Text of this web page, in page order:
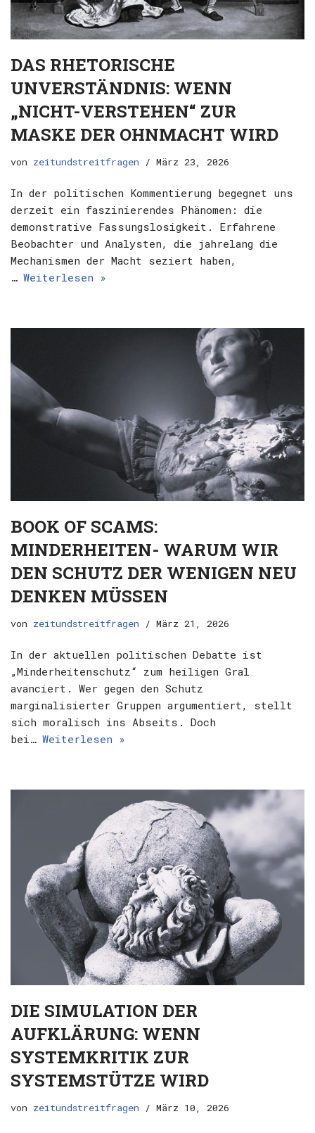
DAS RHETORISCHE
UNVERSTÄNDNIS: WENN
„NICHT-VERSTEHEN“ ZUR
MASKE DER OHNMACHT WIRD
von zeitundstreitfragen März 23, 2026
In der politischen Kommentierung begegnet uns
derzeit ein faszinierendes Phänomen: die
demonstrative Fassungslosigkeit. Erfahrene
Beobachter und Analysten, die jahrelang die
Mechanismen der Macht seziert haben,
… Weiterlesen »
BOOK OF SCAMS:
MINDERHEITEN- WARUM WIR
DEN SCHUTZ DER WENIGEN NEU
DENKEN MÜSSEN
von zeitundstreitfragen März 21, 2026
In der aktuellen politischen Debatte ist
„Minderheitenschutz“ zum heiligen Gral
avanciert. Wer gegen den Schutz
marginalisierter Gruppen argumentiert, stellt
sich moralisch ins Abseits. Doch
bei… Weiterlesen »
DIE SIMULATION DER
AUFKLÄRUNG: WENN
SYSTEMKRITIK ZUR
SYSTEMSTÜTZE WIRD
von zeitundstreitfragen März 10, 2026